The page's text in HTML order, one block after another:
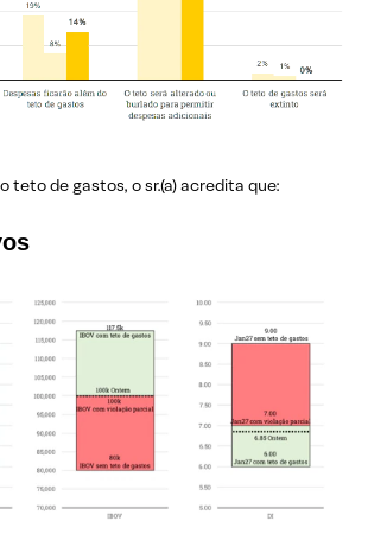
teto de gastos, o sr.(a) acredita que: